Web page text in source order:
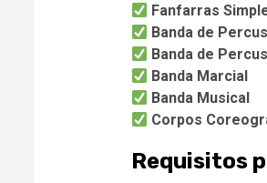
Fanfarras
Banda de
Banda de
Banda Marcial
Banda Musical
Corpos
Requisitos